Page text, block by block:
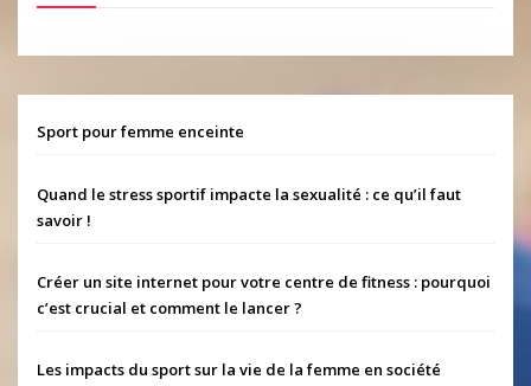
Sport pour femme enceinte
Quand le stress sportif impacte la sexualité : ce qu’il faut
savoir !
Créer un site internet pour votre centre de fitness : pourquoi
c’est crucial et comment le lancer ?
Les impacts du sport sur la vie de la femme en société